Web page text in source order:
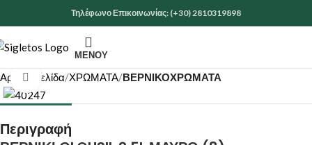
Τηλέφωνο Επικοινωνίας: (+30) 2810319898
ΜΕΝΟΎ
Αρχική σελίδα ΧΡΩΜΑΤΑ ΒΕΡΝΙΚΟΧΡΩΜΑΤΑ
Κάντε κλικ για μεγέθυνση
Περιγραφή